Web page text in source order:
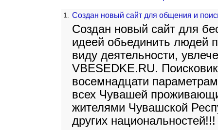
1. Создан новый сайт для общения и
Создан новый сайт для
идеей обьединить людей
виду деятельности,
VBESEDKE.RU.
восемнадцати
всех Чувашей
жителями Чувашской
других национальностей!!!